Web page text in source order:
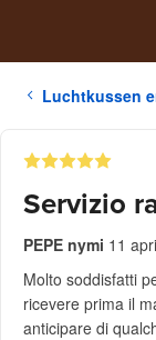
Luchtkussen
Servizio
PEPE nymi 11
Molto soddisfatti
ricevere prima il
anticipare di